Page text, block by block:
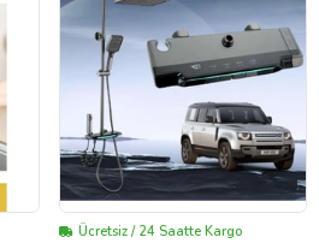
Ücretsiz / 24 Saatte Kargo